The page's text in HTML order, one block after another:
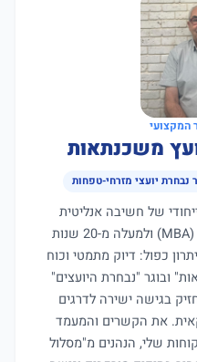
המקצועי
משכנתאות
נבחרת יועצי מזרחי-טפחות
של חשיבה אנליטית
כמהנדס, הבנה עסקית ככלכלן (MBA) ולמעלה מ-20 שנות
כפול: דיוק מתמטי וכוח
ובוגר "נבחרת היועצים"
בגישה ישירה לדרגים
את הקשרים והמעמד
שלי, הנהנים מ"מסלול